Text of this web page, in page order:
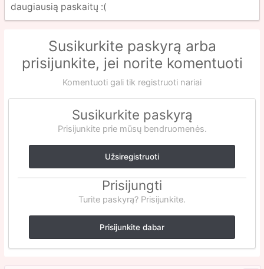
daugiausią paskaitų :(
Susikurkite paskyrą arba
prisijunkite, jei norite komentuoti
Komentuoti gali tik registruoti nariai
Susikurkite paskyrą
Prisijunkite prie mūsų bendruomenės.
Užsiregistruoti
Prisijungti
Turite paskyrą? Prisijunkite.
Prisijunkite dabar